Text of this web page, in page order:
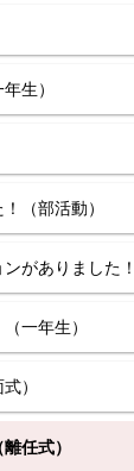
生）
（部活動）
がありました！
一年生）
）
任式）